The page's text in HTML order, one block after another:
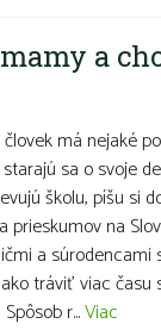
a
má nejaké
sa o svoje
školu, píšu si
prieskumov na
a súrodencami
tráviť viac času
r...Viac